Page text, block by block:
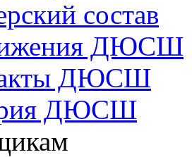
состав
ДЮСШ
ДЮСШ
ДЮСШ